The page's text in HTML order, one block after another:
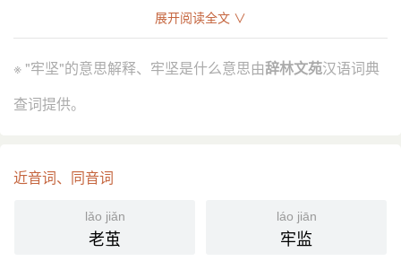
汉 王充 《论衡·无形》：“如使成器入灶更火，牢坚不
唐 白居易 《庐山桂》诗：“枝干日长大，根荄日牢
坚。”
láo jiān
展开阅读全文 ∨
※ "牢坚"的意思解释、牢坚是什么意思由辞林文苑汉语词典
查词提供。
近音词、同音词
lǎo jiǎn
老茧
láo jiān
牢监